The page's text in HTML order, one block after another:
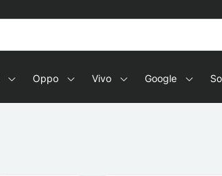
Oppo Vivo Google